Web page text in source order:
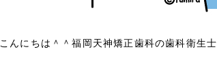
こんにちは＾＾福岡天神矯正歯科の歯科衛生士